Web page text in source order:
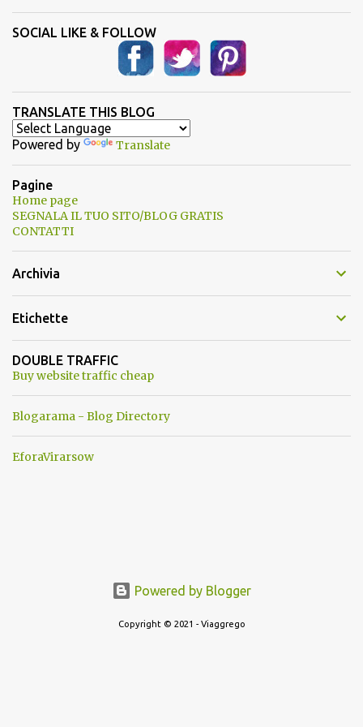
SOCIAL LIKE & FOLLOW
TRANSLATE THIS BLOG
Powered by Translate
Pagine
Home page
SEGNALA IL TUO SITO/BLOG GRATIS
CONTATTI
Archivia
Etichette
DOUBLE TRAFFIC
Buy website traffic cheap
Blogarama - Blog Directory
EforaVirarsow
Powered by Blogger
Copyright © 2021 - Viaggrego